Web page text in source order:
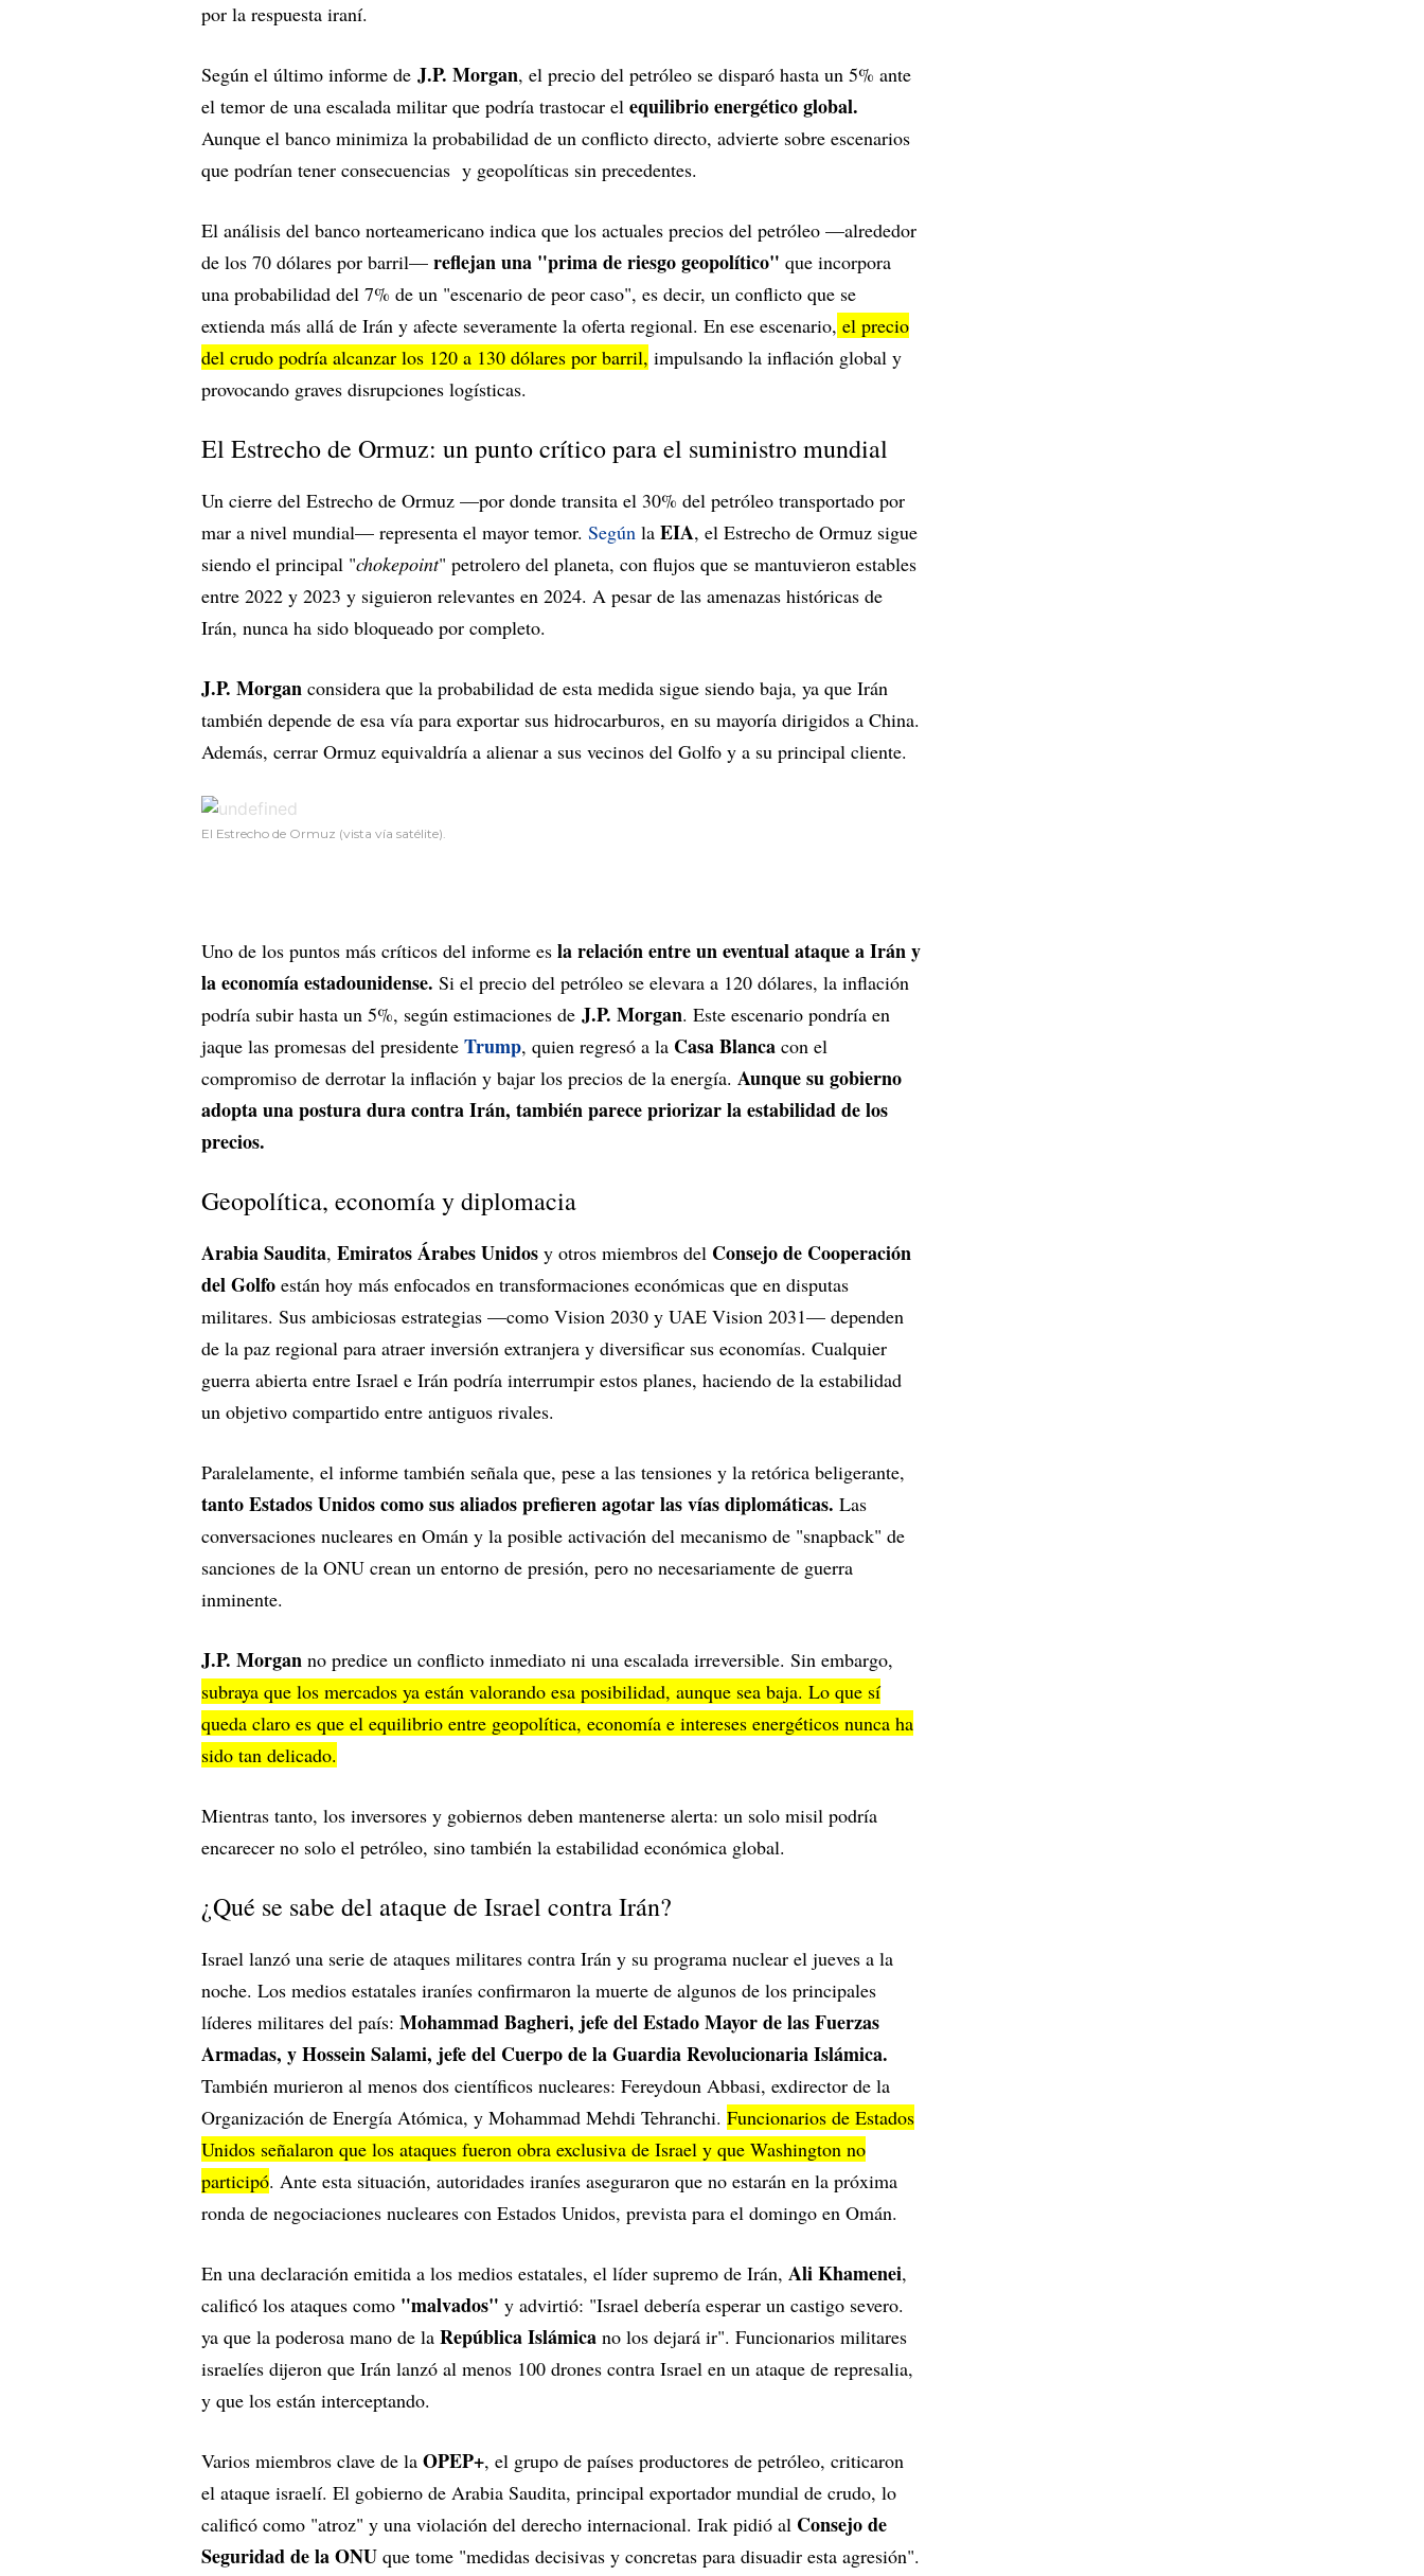
por la respuesta iraní.
Según el último informe de J.P. Morgan, el precio del petróleo se disparó hasta un 5% ante
el temor de una escalada militar que podría trastocar el equilibrio energético global.
Aunque el banco minimiza la probabilidad de un conflicto directo, advierte sobre escenarios
que podrían tener consecuencias y geopolíticas sin precedentes.
El análisis del banco norteamericano indica que los actuales precios del petróleo —alrededor
de los 70 dólares por barril— reflejan una "prima de riesgo geopolítico" que incorpora
una probabilidad del 7% de un "escenario de peor caso", es decir, un conflicto que se
extienda más allá de Irán y afecte severamente la oferta regional. En ese escenario, el precio
del crudo podría alcanzar los 120 a 130 dólares por barril, impulsando la inflación global y
provocando graves disrupciones logísticas.
El Estrecho de Ormuz: un punto crítico para el suministro mundial
Un cierre del Estrecho de Ormuz —por donde transita el 30% del petróleo transportado por
mar a nivel mundial— representa el mayor temor. Según la EIA, el Estrecho de Ormuz sigue
siendo el principal "chokepoint" petrolero del planeta, con flujos que se mantuvieron estables
entre 2022 y 2023 y siguieron relevantes en 2024. A pesar de las amenazas históricas de
Irán, nunca ha sido bloqueado por completo.
J.P. Morgan considera que la probabilidad de esta medida sigue siendo baja, ya que Irán
también depende de esa vía para exportar sus hidrocarburos, en su mayoría dirigidos a China.
Además, cerrar Ormuz equivaldría a alienar a sus vecinos del Golfo y a su principal cliente.
El Estrecho de Ormuz (vista vía satélite).
Uno de los puntos más críticos del informe es la relación entre un eventual ataque a Irán y
la economía estadounidense. Si el precio del petróleo se elevara a 120 dólares, la inflación
podría subir hasta un 5%, según estimaciones de J.P. Morgan. Este escenario pondría en
jaque las promesas del presidente Trump, quien regresó a la Casa Blanca con el
compromiso de derrotar la inflación y bajar los precios de la energía. Aunque su gobierno
adopta una postura dura contra Irán, también parece priorizar la estabilidad de los
precios.
Geopolítica, economía y diplomacia
Arabia Saudita, Emiratos Árabes Unidos y otros miembros del Consejo de Cooperación
del Golfo están hoy más enfocados en transformaciones económicas que en disputas
militares. Sus ambiciosas estrategias —como Vision 2030 y UAE Vision 2031— dependen
de la paz regional para atraer inversión extranjera y diversificar sus economías. Cualquier
guerra abierta entre Israel e Irán podría interrumpir estos planes, haciendo de la estabilidad
un objetivo compartido entre antiguos rivales.
Paralelamente, el informe también señala que, pese a las tensiones y la retórica beligerante,
tanto Estados Unidos como sus aliados prefieren agotar las vías diplomáticas. Las
conversaciones nucleares en Omán y la posible activación del mecanismo de "snapback" de
sanciones de la ONU crean un entorno de presión, pero no necesariamente de guerra
inminente.
J.P. Morgan no predice un conflicto inmediato ni una escalada irreversible. Sin embargo,
subraya que los mercados ya están valorando esa posibilidad, aunque sea baja. Lo que sí
queda claro es que el equilibrio entre geopolítica, economía e intereses energéticos nunca ha
sido tan delicado.
Mientras tanto, los inversores y gobiernos deben mantenerse alerta: un solo misil podría
encarecer no solo el petróleo, sino también la estabilidad económica global.
¿Qué se sabe del ataque de Israel contra Irán?
Israel lanzó una serie de ataques militares contra Irán y su programa nuclear el jueves a la
noche. Los medios estatales iraníes confirmaron la muerte de algunos de los principales
líderes militares del país: Mohammad Bagheri, jefe del Estado Mayor de las Fuerzas
Armadas, y Hossein Salami, jefe del Cuerpo de la Guardia Revolucionaria Islámica.
También murieron al menos dos científicos nucleares: Fereydoun Abbasi, exdirector de la
Organización de Energía Atómica, y Mohammad Mehdi Tehranchi. Funcionarios de Estados
Unidos señalaron que los ataques fueron obra exclusiva de Israel y que Washington no
participó. Ante esta situación, autoridades iraníes aseguraron que no estarán en la próxima
ronda de negociaciones nucleares con Estados Unidos, prevista para el domingo en Omán.
En una declaración emitida a los medios estatales, el líder supremo de Irán, Ali Khamenei,
calificó los ataques como "malvados" y advirtió: "Israel debería esperar un castigo severo.
ya que la poderosa mano de la República Islámica no los dejará ir". Funcionarios militares
israelíes dijeron que Irán lanzó al menos 100 drones contra Israel en un ataque de represalia,
y que los están interceptando.
Varios miembros clave de la OPEP+, el grupo de países productores de petróleo, criticaron
el ataque israelí. El gobierno de Arabia Saudita, principal exportador mundial de crudo, lo
calificó como "atroz" y una violación del derecho internacional. Irak pidió al Consejo de
Seguridad de la ONU que tome "medidas decisivas y concretas para disuadir esta agresión".